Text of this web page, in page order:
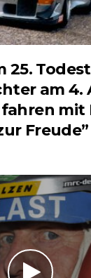
25.
am
fahren
Freude”